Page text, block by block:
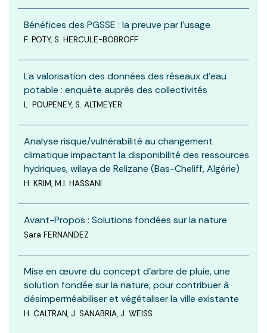
Bénéfices des PGSSE : la preuve par l’usage
F. POTY, S. HERCULE-BOBROFF
La valorisation des données des réseaux d’eau
potable : enquête auprès des collectivités
L. POUPENEY, S. ALTMEYER
Analyse risque/vulnérabilité au changement
climatique impactant la disponibilité des ressources
hydriques, wilaya de Relizane (Bas-Cheliff, Algérie)
H. KRIM, M.I. HASSANI
Avant-Propos : Solutions fondées sur la nature
Sara FERNANDEZ
Mise en œuvre du concept d’arbre de pluie, une
solution fondée sur la nature, pour contribuer à
désimperméabiliser et végétaliser la ville existante
H. CALTRAN, J. SANABRIA, J. WEISS